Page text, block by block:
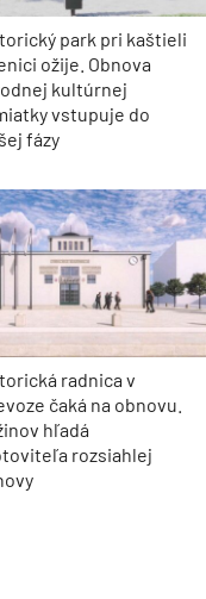
park pri kaštieli
ožije. Obnova
kultúrnej
vstupuje do
fázy
radnica v
čaká na obnovu.
hľadá
rozsiahlej